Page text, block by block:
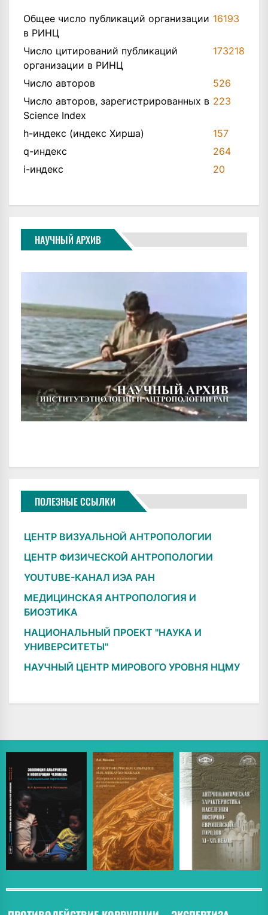
Общее число публикаций организации
в РИНЦ
16193
Число цитирований публикаций
организации в РИНЦ
173218
Число авторов
526
Число авторов, зарегистрированных в
Science Index
223
h-индекс (индекс Хирша)
157
q-индекс
264
i-индекс
20
НАУЧНЫЙ АРХИВ
ПОЛЕЗНЫЕ ССЫЛКИ
ЦЕНТР ВИЗУАЛЬНОЙ АНТРОПОЛОГИИ
ЦЕНТР ФИЗИЧЕСКОЙ АНТРОПОЛОГИИ
YOUTUBE-КАНАЛ ИЭА РАН
МЕДИЦИНСКАЯ АНТРОПОЛОГИЯ И
БИОЭТИКА
НАЦИОНАЛЬНЫЙ ПРОЕКТ "НАУКА И
УНИВЕРСИТЕТЫ"
НАУЧНЫЙ ЦЕНТР МИРОВОГО УРОВНЯ НЦМУ